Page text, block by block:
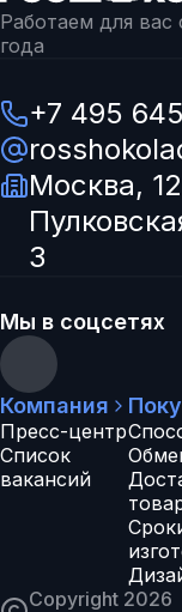
Работаем для вас
года
+7 495
Москва,
3
Мы в соцсетях
Компания
Пресс-центр
Список
вакансий
Copyright 2026